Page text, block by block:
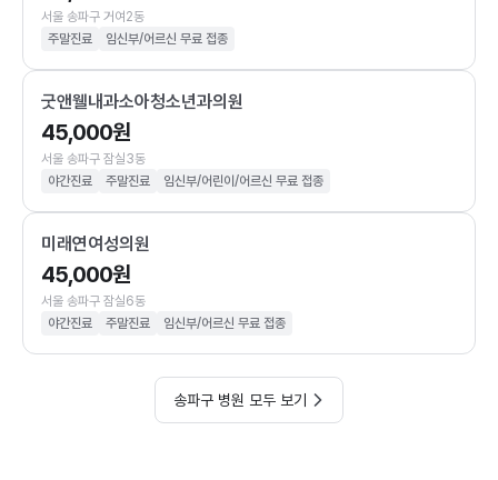
서울 송파구 거여2동
주말진료
임신부/어르신 무료 접종
굿앤웰내과소아청소년과의원
45,000원
서울 송파구 잠실3동
야간진료
주말진료 임신부/어린이/어르신 무료 접종
미래연여성의원
45,000원
서울 송파구 잠실6동
야간진료
주말진료 임신부/어르신 무료 접종
송파구 병원 모두 보기